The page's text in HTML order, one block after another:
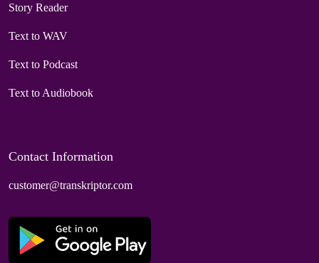
Story Reader
Text to WAV
Text to Podcast
Text to Audiobook
Contact Information
customer@transkriptor.com